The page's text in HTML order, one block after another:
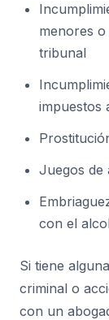
menores
tribunal
impuestos
Juegos de
con el
Si tiene
criminal o
con un